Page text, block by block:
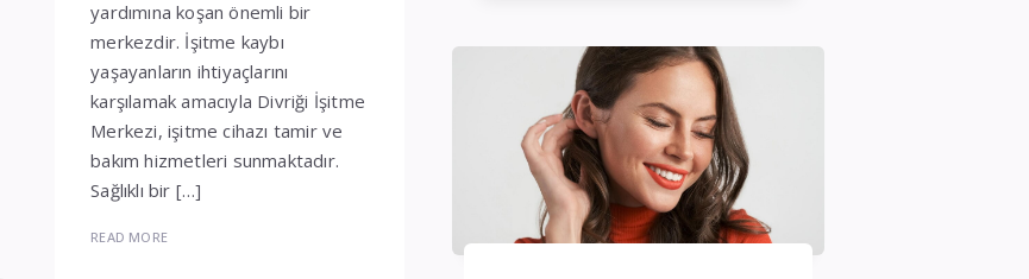
yardımına koşan önemli bir
merkezdir. İşitme kaybı
yaşayanların ihtiyaçlarını
karşılamak amacıyla Divriği İşitme
Merkezi, işitme cihazı tamir ve
bakım hizmetleri sunmaktadır.
Sağlıklı bir […]
READ MORE